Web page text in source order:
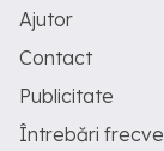
Ajutor
Contact
Publicitate
Întrebări